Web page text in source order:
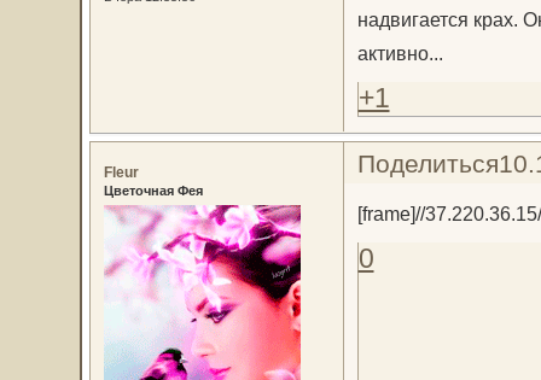
надвигается крах.
активно...
+1
Поделиться
Fleur
Цветочная Фея
[frame]//
0